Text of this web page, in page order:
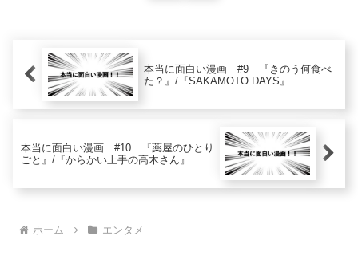
本当に面白い漫画 #9 『きのう何食べ
た？』/『SAKAMOTO DAYS』
本当に面白い漫画 #10 『薬屋のひとり
ごと』/『からかい上手の高木さん』
ホーム エンタメ